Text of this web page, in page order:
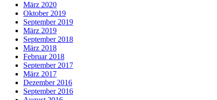
März 2020
Oktober 2019
September 2019
März 2019
September 2018
März 2018
Februar 2018
September 2017
März 2017
Dezember 2016
September 2016